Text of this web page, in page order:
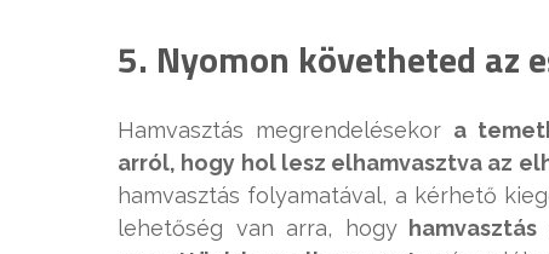
5. Nyomon követheted az
Hamvasztás megrendelésekor a
arról, hogy hol lesz elhamvasztva az
hamvasztás folyamatával, a kérhető
lehetőség van arra, hogyhamvasztás